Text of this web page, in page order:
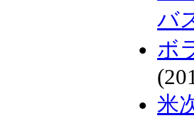
バ
ボ
米